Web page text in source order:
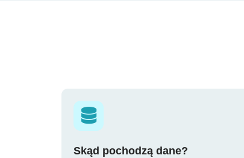
Skąd pochodzą dane?